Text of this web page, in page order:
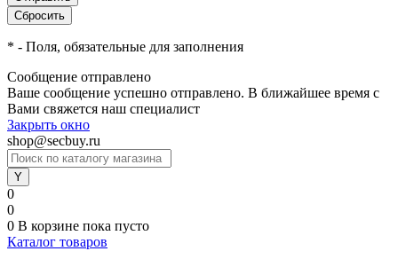
* - Поля, обязательные для заполнения
Сообщение отправлено
Ваше сообщение успешно отправлено. В ближайшее время с
Вами свяжется наш специалист
Закрыть окно
shop@secbuy.ru
0
0
0 В корзине пока пусто
Каталог товаров